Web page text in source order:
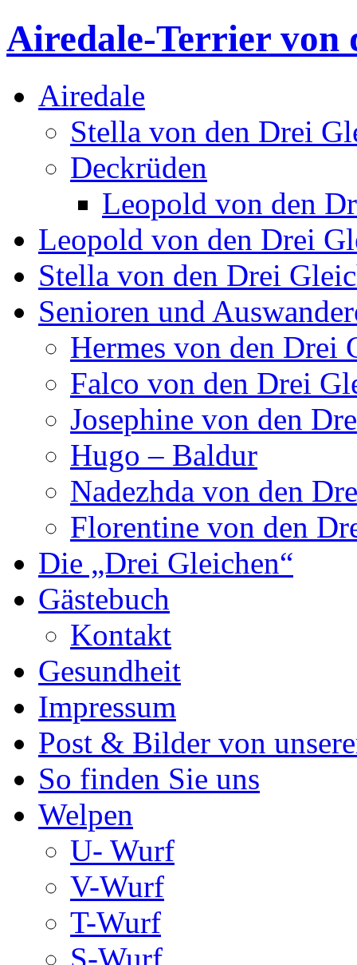
Airedale-Terrier von
Airedale
Stella von den Drei
Deckrüden
Leopold von den
Leopold von den Drei
Stella von den Drei
Senioren und
Hermes von den Drei
Falco von den Drei
Josephine von den
Hugo – Baldur
Nadezhda von den
Florentine von den
Die „Drei Gleichen“
Gästebuch
Kontakt
Gesundheit
Impressum
Post & Bilder von
So finden Sie uns
Welpen
U- Wurf
V-Wurf
T-Wurf
S-Wurf